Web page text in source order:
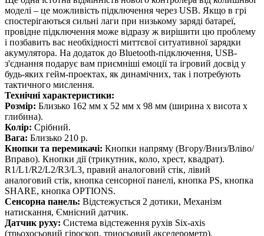
моделі – це можливість підключення через USB. Якщо в грі
спостерігаються сильні лаги при низькому заряді батареї,
провідне підключення може відразу ж вирішити цю проблему
і позбавить вас необхідності миттєвої ситуативної зарядки
акумулятора. На додаток до Bluetooth-підключення, USB-
з'єднання подарує вам приємніші емоції та ігровий досвід у
будь-яких гейм-проектах, як динамічних, так і потребують
тактичного мислення.
Технічні характеристики:
Розмір: Близько 162 мм x 52 мм x 98 мм (ширина x висота x
глибина).
Колір: Срібний.
Вага: Близько 210 р.
Кнопки та перемикачі: Кнопки напряму (Вгору/Вниз/Вліво/
Вправо). Кнопки дії (трикутник, коло, хрест, квадрат).
R1/L1/R2/L2/R3/L3, правий аналоговий стік, лівий
аналоговий стік, кнопка сенсорної панелі, кнопка PS, кнопка
SHARE, кнопка OPTIONS.
Сенсорна панель: Відстежується 2 дотики, Механізм
натискання, Ємнісний датчик.
Датчик руху: Система відстеження рухів Six-axis
(трьохосьовий гіроскоп, триосьовий акселерометр).